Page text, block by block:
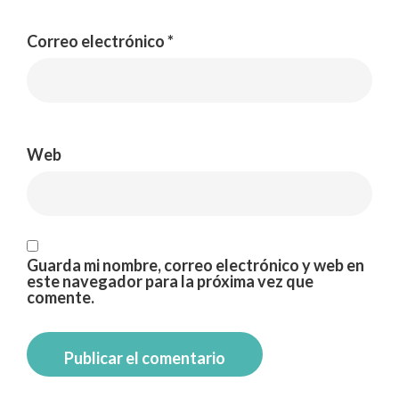
Correo electrónico*
Web
Guarda mi nombre, correo electrónico y web en
este navegador para la próxima vez que
comente.